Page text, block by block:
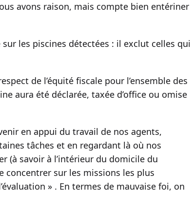
avons raison, mais compte bien entériner
sur les piscines détectées : il exclut celles qui
de l’équité fiscale pour l’ensemble des
aura été déclarée, taxée d’office ou omise
en appui du travail de nos agents,
tâches et en regardant là où nos
(à savoir à l’intérieur du domicile du
concentrer sur les missions les plus
» . En termes de mauvaise foi, on